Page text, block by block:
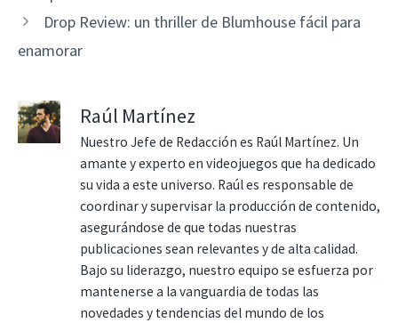
Drop Review: un thriller de Blumhouse fácil para
enamorar
Raúl Martínez
Nuestro Jefe de Redacción es Raúl Martínez. Un
amante y experto en videojuegos que ha dedicado
su vida a este universo. Raúl es responsable de
coordinar y supervisar la producción de contenido,
asegurándose de que todas nuestras
publicaciones sean relevantes y de alta calidad.
Bajo su liderazgo, nuestro equipo se esfuerza por
mantenerse a la vanguardia de todas las
novedades y tendencias del mundo de los